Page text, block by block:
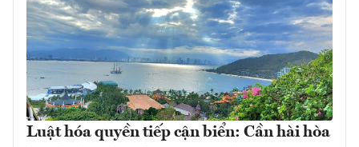
Luật hóa quyền tiếp cận biển: Cần hài hòa